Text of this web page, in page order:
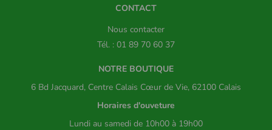
CONTACT
Nous contacter
Tél. : 01 89 70 60 37
NOTRE BOUTIQUE
6 Bd Jacquard, Centre Calais Cœur de Vie, 62100 Calais
Horaires d'ouveture
Lundi au samedi de 10h00 à 19h00